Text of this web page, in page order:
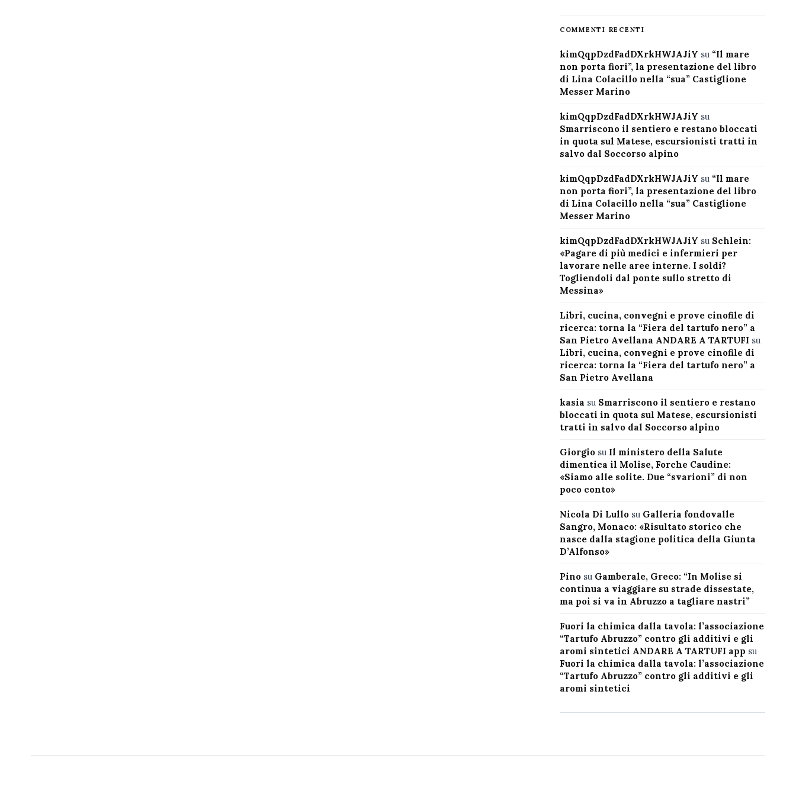
COMMENTI RECENTI
kimQqpDzdFadDXrkHWJAJiY su “Il mare
non porta fiori”, la presentazione del libro
di Lina Colacillo nella “sua” Castiglione
Messer Marino
kimQqpDzdFadDXrkHWJAJiY su
Smarriscono il sentiero e restano bloccati
in quota sul Matese, escursionisti tratti in
salvo dal Soccorso alpino
kimQqpDzdFadDXrkHWJAJiY su “Il mare
non porta fiori”, la presentazione del libro
di Lina Colacillo nella “sua” Castiglione
Messer Marino
kimQqpDzdFadDXrkHWJAJiY su Schlein:
«Pagare di più medici e infermieri per
lavorare nelle aree interne. I soldi?
Togliendoli dal ponte sullo stretto di
Messina»
Libri, cucina, convegni e prove cinofile di
ricerca: torna la “Fiera del tartufo nero” a
San Pietro Avellana ANDARE A TARTUFI su
Libri, cucina, convegni e prove cinofile di
ricerca: torna la “Fiera del tartufo nero” a
San Pietro Avellana
kasia su Smarriscono il sentiero e restano
bloccati in quota sul Matese, escursionisti
tratti in salvo dal Soccorso alpino
Giorgiosu Il ministero della Salute
dimentica il Molise, Forche Caudine:
«Siamo alle solite. Due “svarioni” di non
poco conto»
Nicola Di Lullosu Galleria fondovalle
Sangro, Monaco: «Risultato storico che
nasce dalla stagione politica della Giunta
D’Alfonso»
Pinosu Gamberale, Greco: “In Molise si
continua a viaggiare su strade dissestate,
ma poi si va in Abruzzo a tagliare nastri”
Fuori la chimica dalla tavola: l’associazione
“Tartufo Abruzzo” contro gli additivi e gli
aromi sintetici ANDARE A TARTUFI app su
Fuori la chimica dalla tavola: l’associazione
“Tartufo Abruzzo” contro gli additivi e gli
aromi sintetici